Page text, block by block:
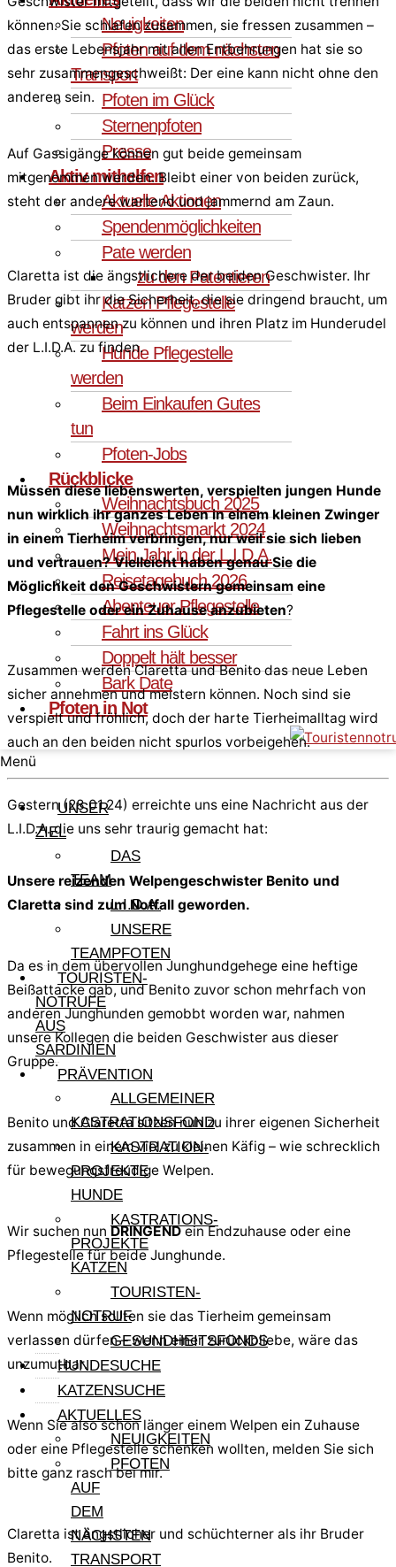
Neuigkeiten
Pfoten auf dem nächsten
Transport
Pfoten im Glück
Sternenpfoten
Presse
Aktiv mithelfen
Aktuelle Aktionen
Spendenmöglichkeiten
Pate werden
zu den Patentieren
Katzen Pflegestelle
werden
Hunde Pflegestelle
werden
Beim Einkaufen Gutes
tun
Pfoten-Jobs
Rückblicke
Weihnachtsbuch 2025
Weihnachtsmarkt 2024
Mein Jahr in der L.I.D.A.
Reisetagebuch 2026
Abenteuer Pflegestelle
Fahrt ins Glück
Doppelt hält besser
Bark Date
Pfoten in Not
Menü
UNSER
ZIEL
DAS
TEAM
L.I.D.A.
UNSERE
TEAMPFOTEN
TOURISTEN-
NOTRUFE
AUS
SARDINIEN
PRÄVENTION
ALLGEMEINER
KASTRATIONSFOND
KASTRATION-
PROJEKTE
HUNDE
KASTRATIONS-
PROJEKTE
KATZEN
TOURISTEN-
NOTRUF
GESUNDHEITSFONDS
HUNDESUCHE
KATZENSUCHE
AKTUELLES
NEUIGKEITEN
PFOTEN
AUF
DEM
NÄCHSTEN
TRANSPORT
können. Sie schlafen zusammen, sie fressen zusammen –
das erste Lebensjahr mit allen Entbehrungen hat sie so
sehr zusammengeschweißt: Der eine kann nicht ohne den
anderen sein.
Auf Gassigänge können gut beide gemeinsam
mitgenommen werden. Bleibt einer von beiden zurück,
steht der andere wartend und jammernd am Zaun.
Claretta ist die ängstlichere der beiden Geschwister. Ihr
Bruder gibt ihr die Sicherheit, die sie dringend braucht, um
auch entspannen zu können und ihren Platz im Hunderudel
der L.I.D.A. zu finden.
Müssen diese liebenswerten, verspielten jungen Hunde
nun wirklich ihr ganzes Leben in einem kleinen Zwinger
in einem Tierheim verbringen, nur weil sie sich lieben
und vertrauen? Vielleicht haben genau Sie die
Möglichkeit den Geschwistern gemeinsam eine
Pflegestelle oder ein Zuhause anzubieten?
Zusammen werden Claretta und Benito das neue Leben
sicher annehmen und meistern können. Noch sind sie
verspielt und fröhlich, doch der harte Tierheimalltag wird
auch an den beiden nicht spurlos vorbeigehen.
Gestern (28.01.24) erreichte uns eine Nachricht aus der
L.I.D.A.,die uns sehr traurig gemacht hat:
Unsere reizenden Welpengeschwister Benito und
Claretta sind zum Notfall geworden.
Da es in dem übervollen Junghundgehege eine heftige
Beißattacke gab, und Benito zuvor schon mehrfach von
anderen Junghunden gemobbt worden war, nahmen
unsere Kollegen die beiden Geschwister aus dieser
Gruppe.
Benito und Claretta sitzen nun zu ihrer eigenen Sicherheit
zusammen in einem viel zu kleinen Käfig – wie schrecklich
für bewegungsfreudige Welpen.
Wir suchen nun DRINGENDein Endzuhause oder eine
Pflegestelle für beide Junghunde.
Wenn möglich sollten sie das Tierheim gemeinsam
verlassen dürfen – wenn einer zurückbliebe, wäre das
unzumutbar.
Wenn Sie also schon länger einem Welpen ein Zuhause
oder eine Pflegestelle schenken wollten, melden Sie sich
bitte ganz rasch bei mir.
Claretta ist ängstlicher und schüchterner als ihr Bruder
Benito.